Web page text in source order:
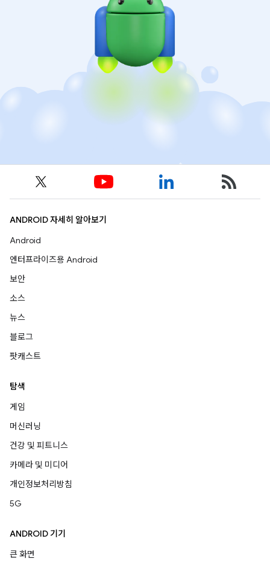
ANDROID 자세히 알아보기
Android
엔터프라이즈용 Android
보안
소스
뉴스
블로그
팟캐스트
탐색
게임
머신러닝
건강 및 피트니스
카메라 및 미디어
개인정보처리방침
5G
ANDROID 기기
큰 화면